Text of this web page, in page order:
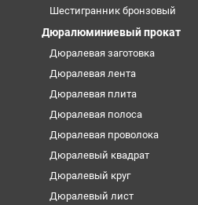
Шестигранник бронзовый
Дюралюминиевый прокат
Дюралевая заготовка
Дюралевая лента
Дюралевая плита
Дюралевая полоса
Дюралевая проволока
Дюралевый квадрат
Дюралевый круг
Дюралевый лист